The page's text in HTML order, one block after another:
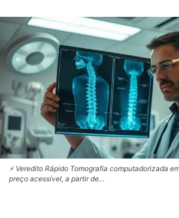
⚡ Veredito Rápido Tomografia computadorizada
preço acessível, a partir de…